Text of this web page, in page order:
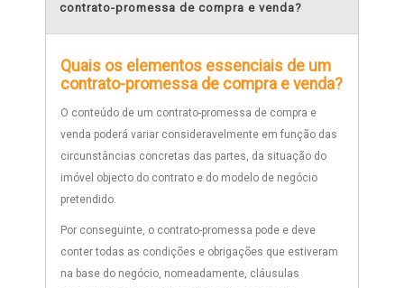
contrato-promessa de compra e venda?
Quais os elementos essenciais de um
contrato-promessa de compra e venda?
O conteúdo de um contrato-promessa de compra e
venda poderá variar consideravelmente em função das
circunstâncias concretas das partes, da situação do
imóvel objecto do contrato e do modelo de negócio
pretendido.
Por conseguinte, o contrato-promessa pode e deve
conter todas as condições e obrigações que estiveram
na base do negócio, nomeadamente, cláusulas